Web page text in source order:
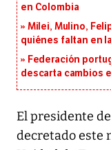
en Colombia
Milei, Mulino,
quiénes faltan en
Federación
descarta cambios
El presidente
decretado este